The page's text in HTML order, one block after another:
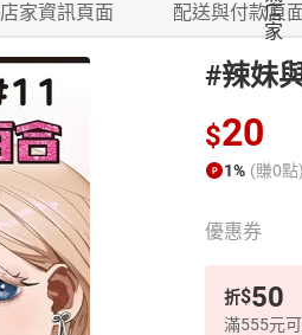
店家資訊頁面 配送與付款頁
#辣妹
$20
1% (賺0點)
優惠券
折$50
滿555元